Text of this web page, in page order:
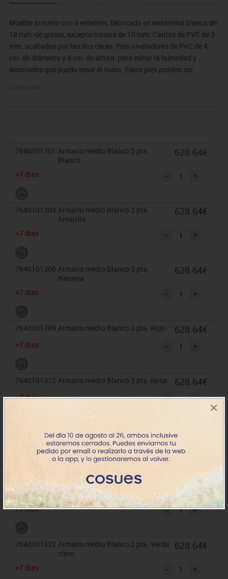
×
Mueble armario con 4 estantes, fabricado en melamina blanca de
19 mm. de grosor, excepto trasera de 10 mm. Cantos de PVC de 2
mm. acabados por las dos caras. Pies niveladores de PVC de 4
cm. de diámetro y 4 cm. de altura, para evitar la humedad y
desniveles que pueda tener el suelo. Estos pies pueden ser
El mobiliario se pide por encargo y no es susceptible de
devolución. Para casos excepcionales consultar condiciones.
7640101301 Armario medio Blanco 2 pta.
Blanco
+7 días
628.64€
7640101304 Armario medio Blanco 2 pta.
Amarillo
+7 días
628.64€
7640101306 Armario medio Blanco 2 pta.
Naranja
+7 días
628.64€
7640101309 Armario medio Blanco 2 pta. Rojo
+7 días
628.64€
7640101312 Armario medio Blanco 2 pta. Rosa
+7 días
628.64€
7640101317 Armario medio Blanco 2 pta. Azul
+7 días
628.64€
7640101318 Armario medio Blanco 2 pta. Azul
osc.
+7 días
628.64€
7640101322 Armario medio Blanco 2 pta. Verde
claro
+7 días
628.64€